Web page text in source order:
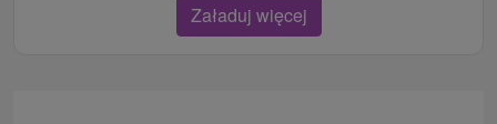
Załaduj więcej